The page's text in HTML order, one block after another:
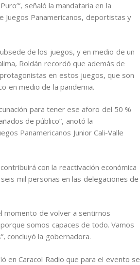
señaló la mandataria en la
Juegos Panamericanos, deportistas y
de los juegos, y en medio de un
Roldán recordó que además de
en estos juegos, que son
en medio de la pandemia.
para tener ese aforo del 50 %
de público”, anotó la
Panamericanos Junior Cali-Valle
con la reactivación económica
mil personas en las delegaciones de
momento de volver a sentirnos
somos capaces de todo. Vamos
concluyó la gobernadora.
en Caracol Radio que para el evento se